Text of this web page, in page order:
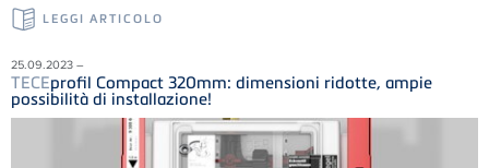
LEGGI ARTICOLO
25.09.2023 –
TECEprofil Compact 320mm: dimensioni ridotte, ampie
possibilità di installazione!